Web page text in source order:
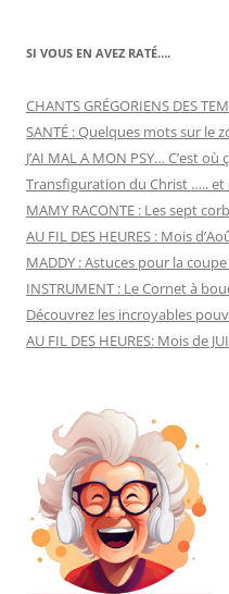
SI VOUS EN AVEZ RATÉ….
CHANTS GRÉGORIENS DES
SANTÉ : Quelques mots sur le
J’AI MAL A MON PSY… C’est
Transfiguration du Christ …..
MAMY RACONTE : Les sept
AU FIL DES HEURES : Mois
MADDY : Astuces pour la
INSTRUMENT : Le Cornet à
Découvrez les incroyables
AU FIL DES HEURES: Mois de